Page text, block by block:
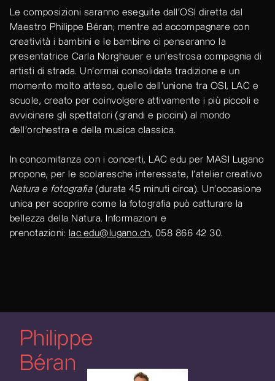
Le composizioni saranno eseguite dall’OSI diretta dal
Maestro Philippe Béran; mentre ad accompagnare con
creatività i bambini e le bambine ci penseranno la
presentatrice Carla Norghauer e un’estrosa compagnia di
artisti di strada. Un'ormai consolidata tradizione e un
momento molto atteso, quello dell'unione tra OSI, LAC e
scuole, creato per coinvolgere attivamente i più piccoli e
avvicinare gli spettatori (grandi e piccini) al mondo
dell'orchestra e della musica classica.
In concomitanza con i concerti, LAC edu per MASI Lugano
propone, per le scolaresche interessate, l’atelier creativo
Natura e fotografia(durata 45 minuti circa). Un'occasione
unica per scoprire come la fotografia può catturare la
bellezza della Natura. Informazioni e
prenotazioni: lac.edu@lugano.ch, 058 866 42 30.
Philippe
Béran